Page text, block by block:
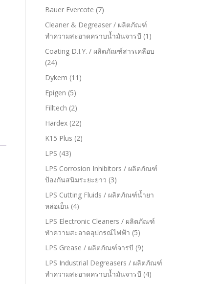
Bauer Evercote (7)
Cleaner & Degreaser / ผลิตภัณฑ์
ทำความสะอาดคราบน้ำมันจารบี (1)
Coating D.I.Y. / ผลิตภัณฑ์สารเคลือบ
(24)
Dykem (11)
Epigen (5)
Filltech (2)
Hardex (22)
K15 Plus (2)
LPS (43)
LPS Corrosion Inhibitors / ผลิตภัณฑ์
ป้องกันสนิมระยะยาว (3)
LPS Cutting Fluids / ผลิตภัณฑ์น้ำยา
หล่อเย็น (4)
LPS Electronic Cleaners / ผลิตภัณฑ์
ทำความสะอาดอุปกรณ์ไฟฟ้า (5)
LPS Grease / ผลิตภัณฑ์จารบี (9)
LPS Industrial Degreasers / ผลิตภัณฑ์
ทำความสะอาดคราบน้ำมันจารบี (4)